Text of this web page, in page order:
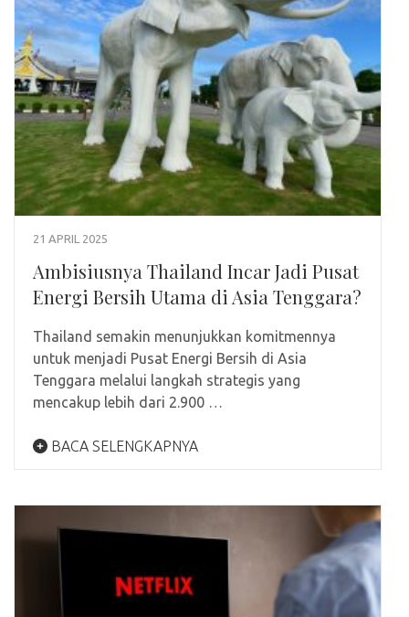
21 APRIL 2025
Ambisiusnya Thailand Incar Jadi Pusat
Energi Bersih Utama di Asia Tenggara?
Thailand semakin menunjukkan komitmennya
untuk menjadi Pusat Energi Bersih di Asia
Tenggara melalui langkah strategis yang
mencakup lebih dari 2.900 …
BACA SELENGKAPNYA